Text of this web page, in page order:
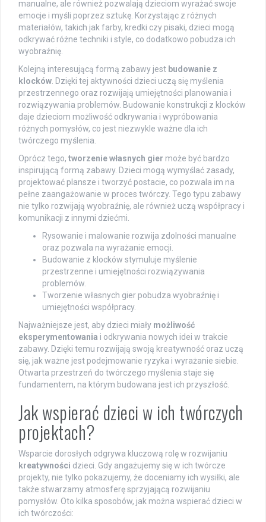
manualne, ale również pozwalają dzieciom wyrażać swoje
emocje i myśli poprzez sztukę. Korzystając z różnych
materiałów, takich jak farby, kredki czy pisaki, dzieci mogą
odkrywać różne techniki i style, co dodatkowo pobudza ich
wyobraźnię.
Kolejną interesującą formą zabawy jest budowanie z
klocków. Dzięki tej aktywności dzieci uczą się myślenia
przestrzennego oraz rozwijają umiejętności planowania i
rozwiązywania problemów. Budowanie konstrukcji z klocków
daje dzieciom możliwość odkrywania i wypróbowania
różnych pomysłów, co jest niezwykle ważne dla ich
twórczego myślenia.
Oprócz tego, tworzenie własnych gier może być bardzo
inspirującą formą zabawy. Dzieci mogą wymyślać zasady,
projektować plansze i tworzyć postacie, co pozwala im na
pełne zaangażowanie w proces twórczy. Tego typu zabawy
nie tylko rozwijają wyobraźnię, ale również uczą współpracy i
komunikacji z innymi dziećmi.
Rysowanie i malowanie rozwija zdolności manualne
oraz pozwala na wyrażanie emocji.
Budowanie z klocków stymuluje myślenie
przestrzenne i umiejętności rozwiązywania
problemów.
Tworzenie własnych gier pobudza wyobraźnię i
umiejętności współpracy.
Najważniejsze jest, aby dzieci miały możliwość
eksperymentowania i odkrywania nowych idei w trakcie
zabawy. Dzięki temu rozwijają swoją kreatywność oraz uczą
się, jak ważne jest podejmowanie ryzyka i wyrażanie siebie.
Otwarta przestrzeń do twórczego myślenia staje się
fundamentem, na którym budowana jest ich przyszłość.
Jak wspierać dzieci w ich twórczych
projektach?
Wsparcie dorosłych odgrywa kluczową rolę w rozwijaniu
kreatywności dzieci. Gdy angażujemy się w ich twórcze
projekty, nie tylko pokazujemy, że doceniamy ich wysiłki, ale
także stwarzamy atmosferę sprzyjającą rozwijaniu
pomysłów. Oto kilka sposobów, jak można wspierać dzieci w
ich twórczości: